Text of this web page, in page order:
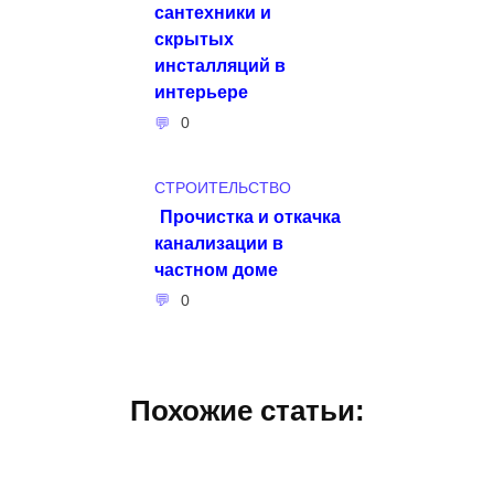
сантехники и
скрытых
инсталляций в
интерьере
0
СТРОИТЕЛЬСТВО
Прочистка и откачка
канализации в
частном доме
0
Похожие статьи: